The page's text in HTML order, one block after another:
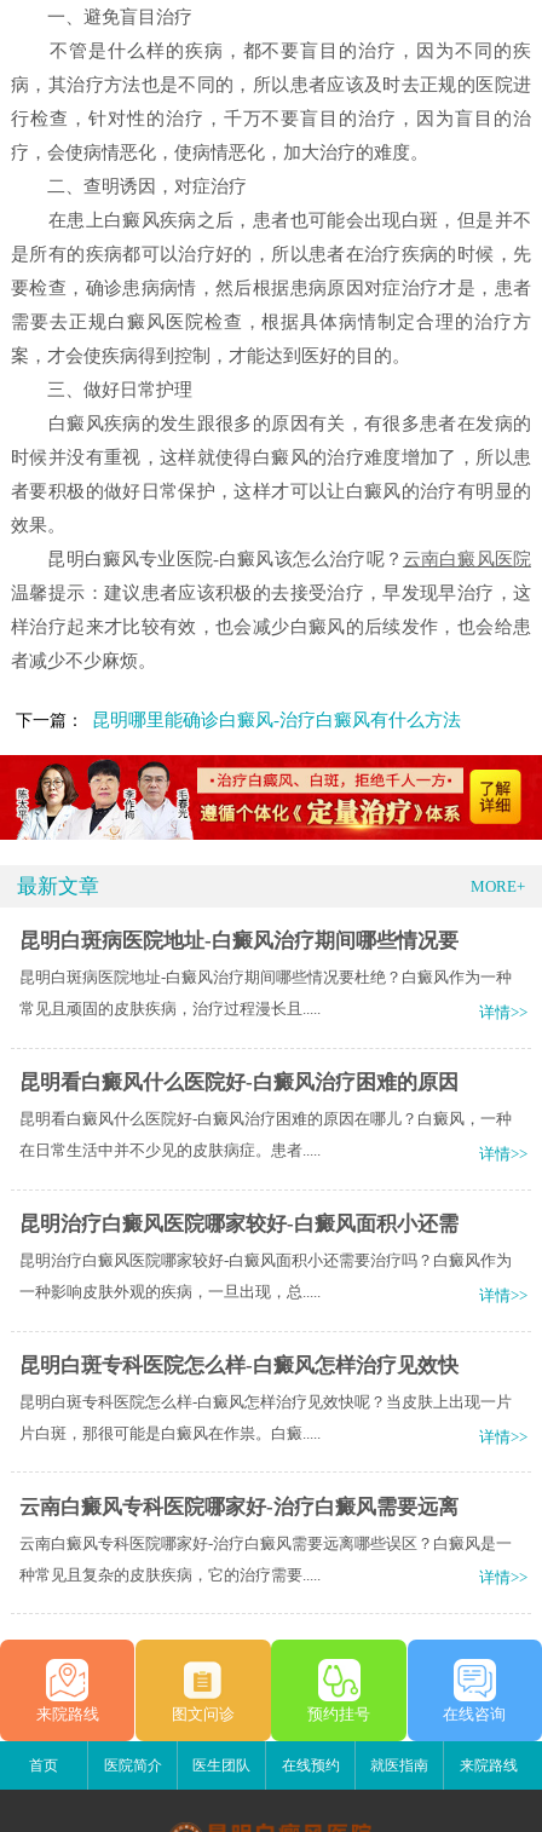
一、避免盲目治疗
不管是什么样的疾病，都不要盲目的治疗，因为不同的疾
病，其治疗方法也是不同的，所以患者应该及时去正规的医院进
行检查，针对性的治疗，千万不要盲目的治疗，因为盲目的治
疗，会使病情恶化，使病情恶化，加大治疗的难度。
二、查明诱因，对症治疗
在患上白癜风疾病之后，患者也可能会出现白斑，但是并不
是所有的疾病都可以治疗好的，所以患者在治疗疾病的时候，先
要检查，确诊患病病情，然后根据患病原因对症治疗才是，患者
需要去正规白癜风医院检查，根据具体病情制定合理的治疗方
案，才会使疾病得到控制，才能达到医好的目的。
三、做好日常护理
白癜风疾病的发生跟很多的原因有关，有很多患者在发病的
时候并没有重视，这样就使得白癜风的治疗难度增加了，所以患
者要积极的做好日常保护，这样才可以让白癜风的治疗有明显的
效果。
昆明白癜风专业医院-白癜风该怎么治疗呢？ 云南白癜风医院
温馨提示：建议患者应该积极的去接受治疗，早发现早治疗，这
样治疗起来才比较有效，也会减少白癜风的后续发作，也会给患
者减少不少麻烦。
下一篇： 昆明哪里能确诊白癜风-治疗白癜风有什么方法
最新文章 MORE+
昆明白斑病医院地址-白癜风治疗期间哪些情况要
昆明白斑病医院地址-白癜风治疗期间哪些情况要杜绝？白癜风作为一种
常见且顽固的皮肤疾病，治疗过程漫长且.....
详情>>
昆明看白癜风什么医院好-白癜风治疗困难的原因
昆明看白癜风什么医院好-白癜风治疗困难的原因在哪儿？白癜风，一种
在日常生活中并不少见的皮肤病症。患者.....
详情>>
昆明治疗白癜风医院哪家较好-白癜风面积小还需
昆明治疗白癜风医院哪家较好-白癜风面积小还需要治疗吗？白癜风作为
一种影响皮肤外观的疾病，一旦出现，总.....
详情>>
昆明白斑专科医院怎么样-白癜风怎样治疗见效快
昆明白斑专科医院怎么样-白癜风怎样治疗见效快呢？当皮肤上出现一片
片白斑，那很可能是白癜风在作祟。白癜.....
详情>>
云南白癜风专科医院哪家好-治疗白癜风需要远离
云南白癜风专科医院哪家好-治疗白癜风需要远离哪些误区？白癜风是一
种常见且复杂的皮肤疾病，它的治疗需要.....
详情>>
来院路线 图文问诊 预约挂号 在线咨询
首页 医院简介 医生团队 在线预约 就医指南 来院路线